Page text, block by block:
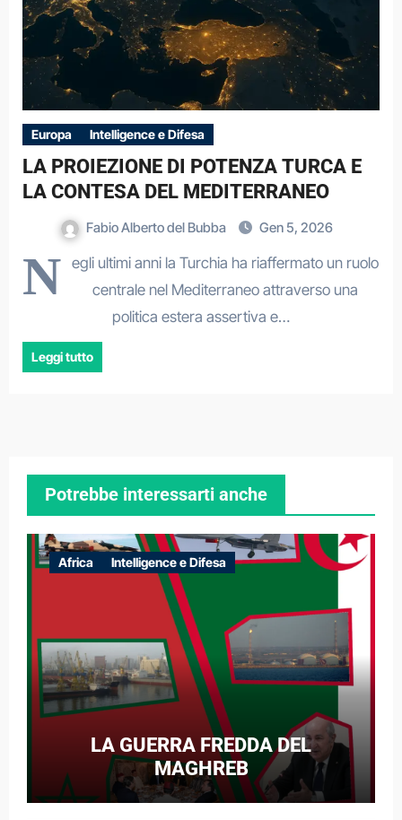
Europa Intelligence e Difesa
LA PROIEZIONE DI POTENZA TURCA E
LA CONTESA DEL MEDITERRANEO
Fabio Alberto del Bubba Gen 5, 2026
N
egli ultimi anni la Turchia ha riaffermato un ruolo
centrale nel Mediterraneo attraverso una
politica estera assertiva e…
Leggi tutto
Potrebbe interessarti anche
Africa Intelligence e Difesa
LA GUERRA FREDDA DEL
MAGHREB